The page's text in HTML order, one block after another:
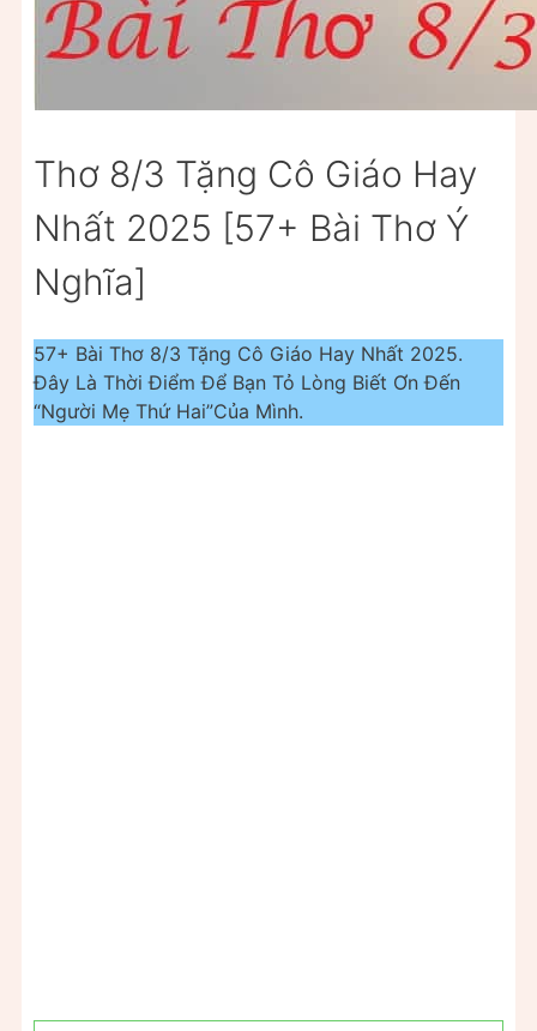
Thơ 8/3 Tặng Cô Giáo Hay
Nhất 2025 [57+ Bài Thơ Ý
Nghĩa]
57+ Bài Thơ 8/3 Tặng Cô Giáo Hay Nhất 2025.
Đây Là Thời Điểm Để Bạn Tỏ Lòng Biết Ơn Đến
“Người Mẹ Thứ Hai”Của Mình.